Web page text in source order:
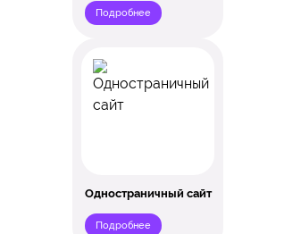
Подробнее
Одностраничный сайт
Подробнее